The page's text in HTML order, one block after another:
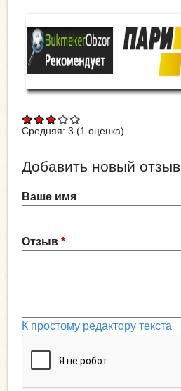
Средняя: 3 (1 оценка)
Добавить новый отзыв
Ваше имя
Отзыв *
К простому редактору текста